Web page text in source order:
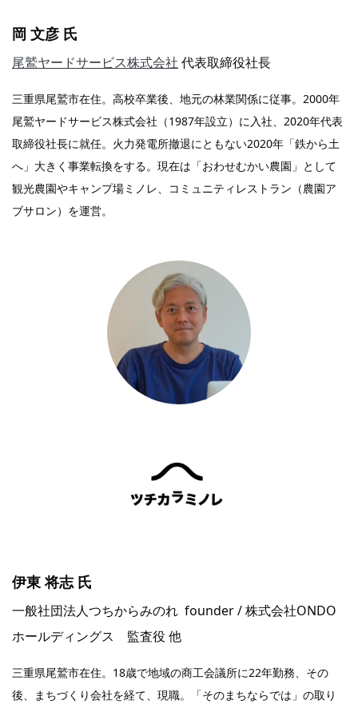
岡 文彦 氏
尾鷲ヤードサービス株式会社 代表取締役社長
三重県尾鷲市在住。高校卒業後、地元の林業関係に従事。2000年
尾鷲ヤードサービス株式会社（1987年設立）に入社、2020年代表
取締役社長に就任。火力発電所撤退にともない2020年「鉄から土
へ」大きく事業転換をする。現在は「おわせむかい農園」として
観光農園やキャンプ場ミノレ、コミュニティレストラン（農園ア
ブサロン）を運営。
伊東 将志 氏
一般社団法人つちからみのれ founder / 株式会社ONDO
ホールディングス 監査役 他
三重県尾鷲市在住。18歳で地域の商工会議所に22年勤務、その
後、まちづくり会社を経て、現職。「そのまちならでは」の取り